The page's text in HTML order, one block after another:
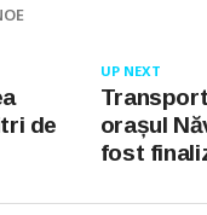
UP NEXT
orașul
fost
de